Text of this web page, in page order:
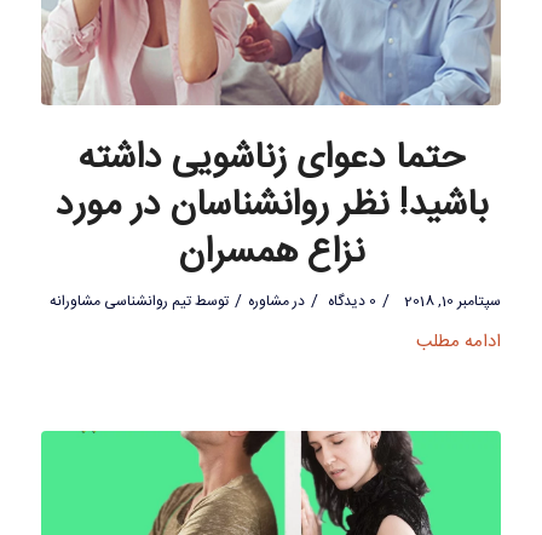
حتما دعوای زناشویی داشته
باشید! نظر روانشناسان در مورد
نزاع همسران
سپتامبر 10, 2018 / 0 دیدگاه / درمشاوره / توسطتیم روانشناسی مشاورانه
ادامه مطلب